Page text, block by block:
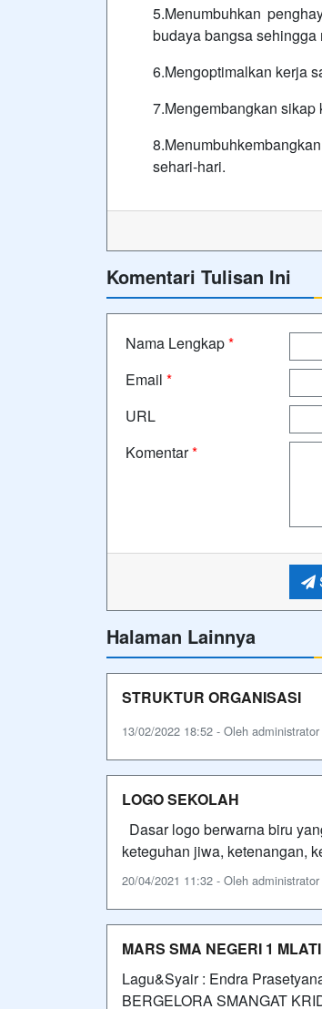
5.Menumbuhkan
budaya bangsa
6.Mengoptimalkan kerja
7.Mengembangkan sikap
sehari-hari.
Komentari Tulisan Ini
Nama Lengkap*
Email *
URL
Komentar*
Halaman Lainnya
STRUKTUR ORGANISASI
13/02/2022 18:52 - Oleh
LOGO SEKOLAH
Dasar logo berwarna biru
keteguhan jiwa, ketenangan,
20/04/2021 11:32 - Oleh
MARS SMA NEGERI 1 MLATI
Lagu&Syair : Endra
BERGELORA SMANGAT